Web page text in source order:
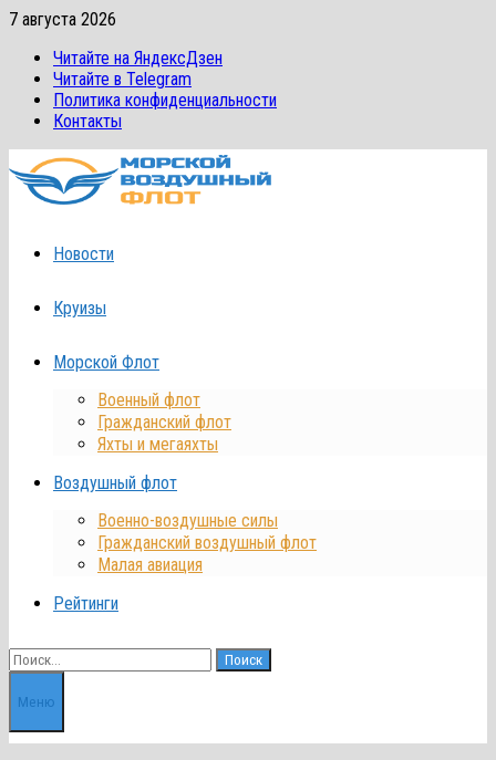
Перейти
содержимому
7 августа 2026
Читайте на ЯндексДзен
Читайте в Telegram
Политика конфиденциальности
Контакты
Новости
Круизы
Морской Флот
Военный флот
Гражданский флот
Яхты и мегаяхты
Воздушный флот
Военно-воздушные силы
Гражданский воздушный флот
Малая авиация
Рейтинги
Найти:
Меню